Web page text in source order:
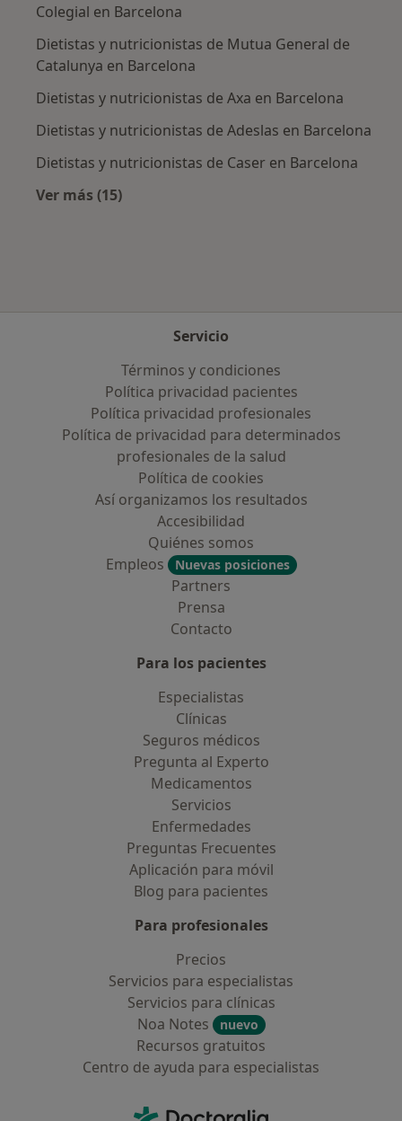
Colegial en Barcelona
Dietistas y nutricionistas de Mutua General de
Catalunya en Barcelona
Dietistas y nutricionistas de Axa en Barcelona
Dietistas y nutricionistas de Adeslas en Barcelona
Dietistas y nutricionistas de Caser en Barcelona
Ver más (15)
Servicio
Términos y condiciones
Política privacidad pacientes
Política privacidad profesionales
Política de privacidad para determinados
profesionales de la salud
Política de cookies
Así organizamos los resultados
Accesibilidad
Quiénes somos
Empleos
Nuevas posiciones
Partners
Prensa
Contacto
Para los pacientes
Especialistas
Clínicas
Seguros médicos
Pregunta al Experto
Medicamentos
Servicios
Enfermedades
Preguntas Frecuentes
Aplicación para móvil
Blog para pacientes
Para profesionales
Precios
Servicios para especialistas
Servicios para clínicas
Noa Notes
nuevo
Recursos gratuitos
Centro de ayuda para especialistas
Doctoralia - Página de inicio